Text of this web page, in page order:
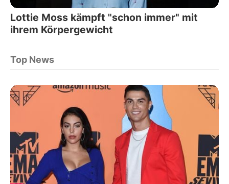
Lottie Moss kämpft "schon immer" mit
ihrem Körpergewicht
Top News